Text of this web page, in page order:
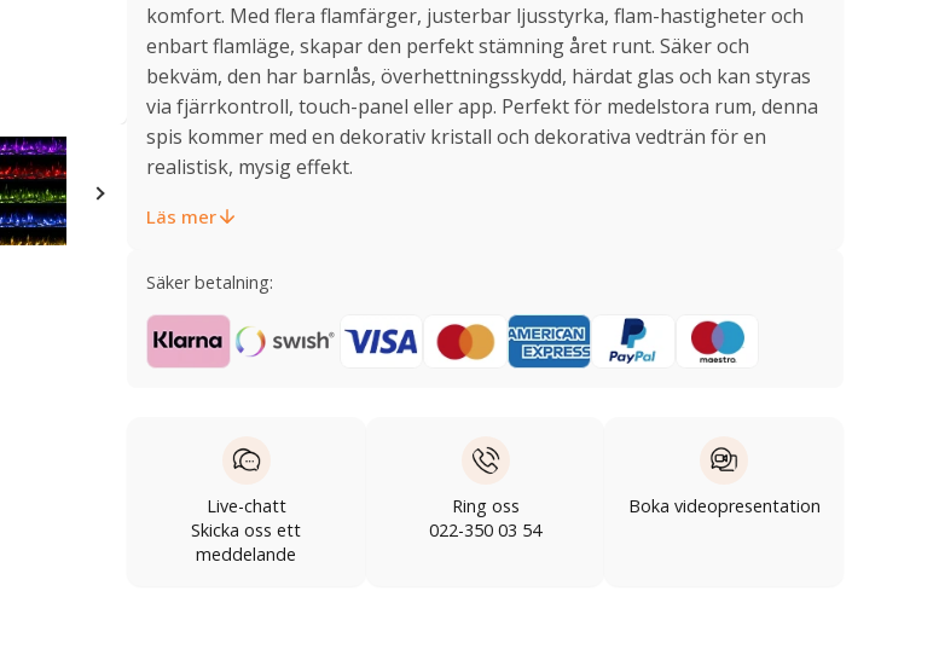
komfort. Med flera flamfärger, justerbar ljusstyrka, flam-hastigheter och
enbart flamläge, skapar den perfekt stämning året runt. Säker och
bekväm, den har barnlås, överhettningsskydd, härdat glas och kan styras
via fjärrkontroll, touch-panel eller app. Perfekt för medelstora rum, denna
spis kommer med en dekorativ kristall och dekorativa vedträn för en
realistisk, mysig effekt.
Läs mer
Säker betalning:
Live-chatt
Skicka oss ett
meddelande
Ring oss
022-350 03 54
Boka videopresentation